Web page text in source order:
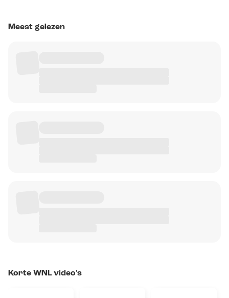
Meest gelezen
Korte WNL video's